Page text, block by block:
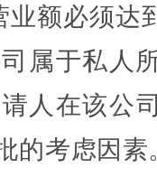
额必须达
属于私人
人在该公
的考虑因素